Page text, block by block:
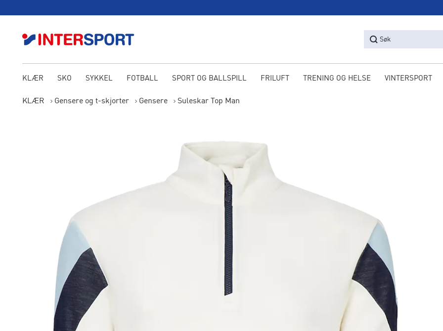
Søk
KLÆR SKO SYKKEL FOTBALL SPORT OG BALLSPILL FRILUFT TRENING OG HELSE VINTERSPORT
KLÆR Gensere og t-skjorter Gensere Suleskar Top Man